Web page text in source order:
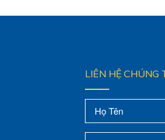
LIÊN HỆ CHÚNG